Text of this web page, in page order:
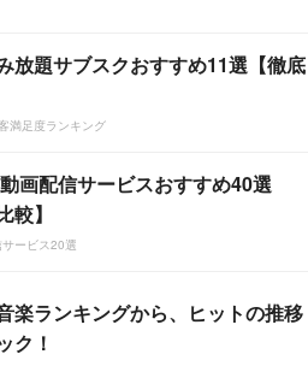
放題サブスクおすすめ11選【徹底
満足度ランキング
画配信サービスおすすめ40選
較】
ービス20選
楽ランキングから、ヒットの推移
ク！